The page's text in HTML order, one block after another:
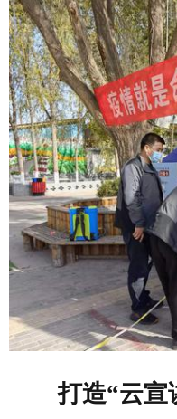
打造“云宣